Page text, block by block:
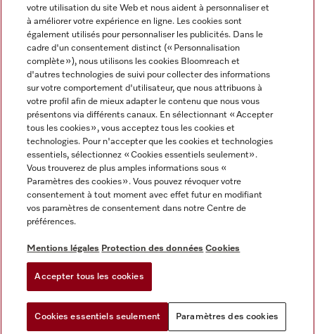
Informations légales
CGV
Conditions d’utilisation
Déclaration d'accessibilité
Digital Services Act
Miele sur Instagram
Miele sur Youtube
votre utilisation du site Web et nous aident à personnaliser et
à améliorer votre expérience en ligne. Les cookies sont
également utilisés pour personnaliser les publicités. Dans le
cadre d'un consentement distinct (« Personnalisation
complète »), nous utilisons les cookies Bloomreach et
d'autres technologies de suivi pour collecter des informations
sur votre comportement d'utilisateur, que nous attribuons à
votre profil afin de mieux adapter le contenu que nous vous
présentons via différents canaux. En sélectionnant « Accepter
tous les cookies », vous acceptez tous les cookies et
technologies. Pour n'accepter que les cookies et technologies
essentiels, sélectionnez « Cookies essentiels seulement».
Vous trouverez de plus amples informations sous «
Paramètres des cookies ». Vous pouvez révoquer votre
consentement à tout moment avec effet futur en modifiant
vos paramètres de consentement dans notre Centre de
préférences.
Mentions légales Protection des données Cookies
Accepter tous les cookies
Cookies essentiels seulement Paramètres des cookies